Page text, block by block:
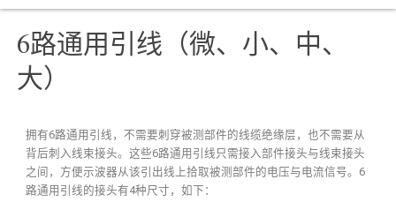
6路通用引线（微、小、中、
大）
拥有6路通用引线，不需要刺穿被测部件的线缆绝缘层，也不需要从
背后刺入线束接头。这些6路通用引线只需接入部件接头与线束接头
之间，方便示波器从该引出线上拾取被测部件的电压与电流信号。6
路通用引线的接头有4种尺寸，如下：